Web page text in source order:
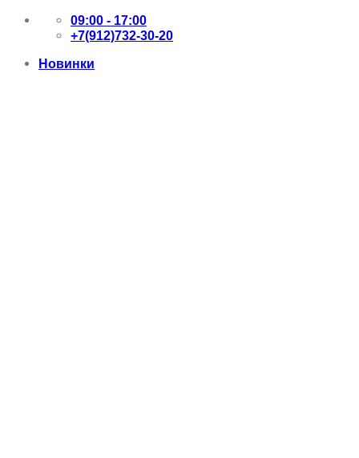
Skip
09:00 - 17:00
+7(912)732-30-20
Новинки